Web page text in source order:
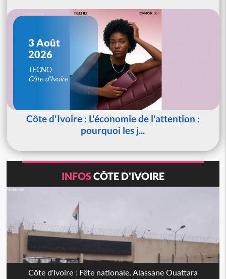
3 Août
2026
TECNO
Côte d'Ivoire
Côte d'Ivoire : L'économie de l'attention :
pourquoi les j...
INFOSCÔTE D'IVOIRE
Côte d'Ivoire : Fête nationale, Alassane Ouattara